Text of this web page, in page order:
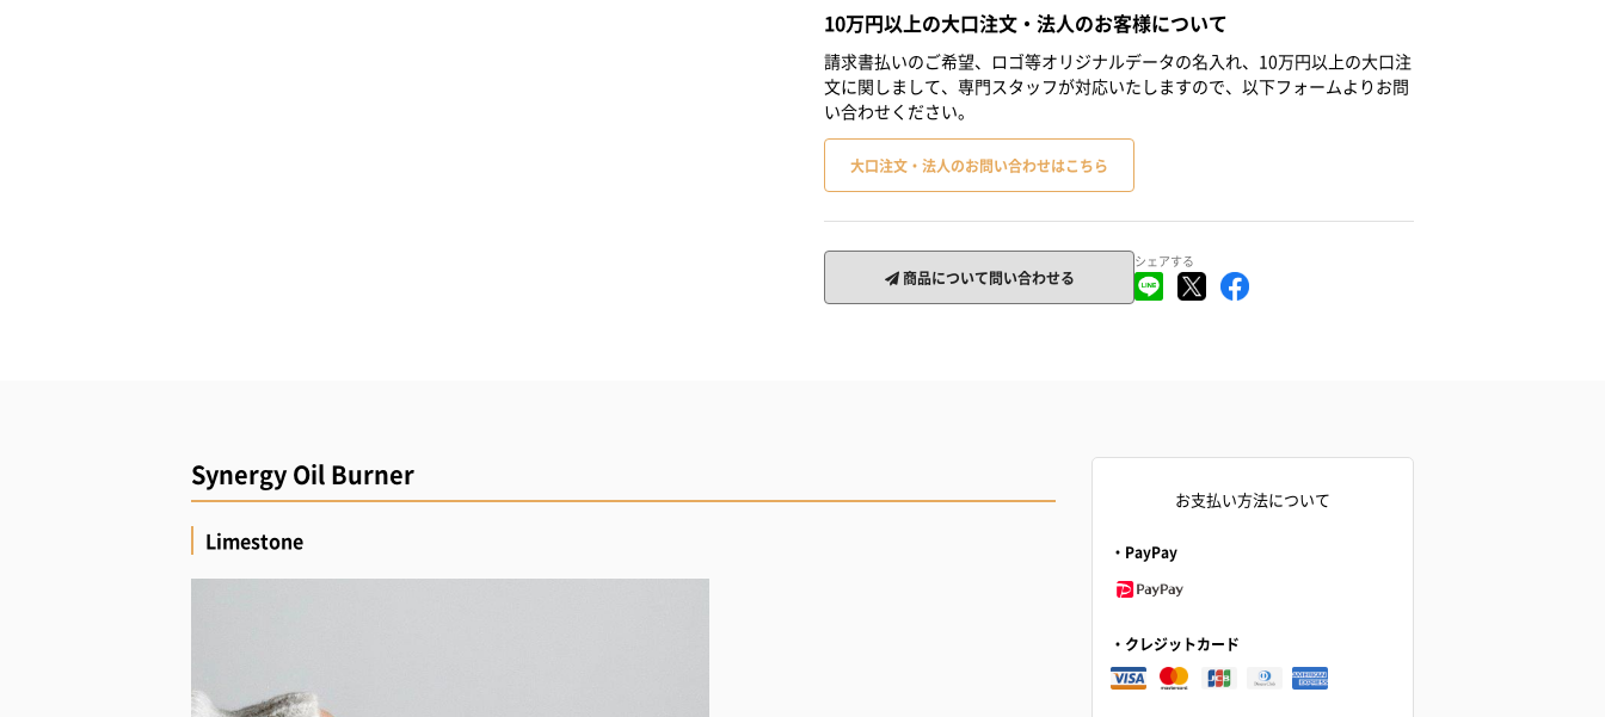
10万円以上の大口注文・法人のお客様について
請求書払いのご希望、ロゴ等オリジナルデータの名入れ、10万円以上の大口注
文に関しまして、専門スタッフが対応いたしますので、以下フォームよりお問
い合わせください。
大口注文・法人のお問い合わせはこちら
商品について問い合わせる
シェアする
Synergy Oil Burner
Limestone
お支払い方法について
・PayPay
・クレジットカード